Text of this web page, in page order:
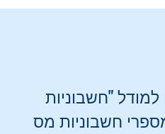
"חשבוניות
חשבוניות מס